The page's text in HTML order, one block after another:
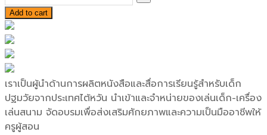
Add to cart
เราเป็นผู้นำด้านการผลิตหนังสือและสื่อการเรียนรู้สำหรับเด็ก
ปฐมวัยจากประเทศไต้หวัน นำเข้าและจำหน่ายของเล่นเด็ก-เครื่อง
เล่นสนาม จัดอบรมเพื่อส่งเสริมศักยภาพและความเป็นมืออาชีพให้
ครูผู้สอน